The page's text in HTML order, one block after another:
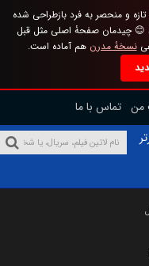
و منحصر به فرد بازطراحی شده
چیدمان صفحهٔ اصلی مثل قبل
نسخهٔ مدرن هم آماده است.
من تماس با ما